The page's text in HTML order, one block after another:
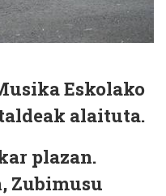
Eskolako
alaituta.
plazan.
Zubimusu